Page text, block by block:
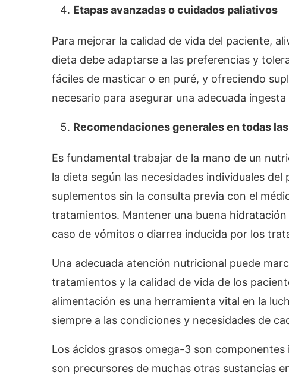
Etapas avanzadas o cuidados paliativos
Para mejorar la calidad de vida del paciente,
dieta debe adaptarse a las preferencias y
fáciles de masticar o en puré, y ofreciendo
necesario para asegurar una adecuada
Recomendaciones generales en todas
Es fundamental trabajar de la mano de un
la dieta según las necesidades individuales
suplementos sin la consulta previa con el
tratamientos. Mantener una buena
caso de vómitos o diarrea inducida por los
Una adecuada atención nutricional puede
tratamientos y la calidad de vida de los
alimentación es una herramienta vital en la
siempre a las condiciones y necesidades de
Los ácidos grasos omega-3 son
son precursores de muchas otras sustancias